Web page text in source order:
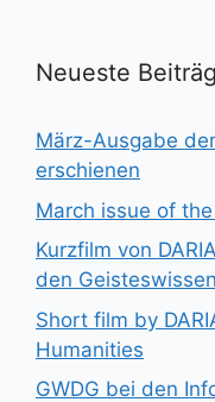
Neueste
März-Ausgabe
erschienen
March issue of
Kurzfilm von
den
Short film by
Humanities
GWDG bei den